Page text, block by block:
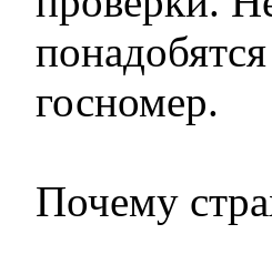
госномер.
Почему